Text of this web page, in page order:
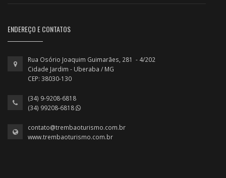
ENDEREÇO E CONTATOS
Rua Osório Joaquim Guimarães, 281 - 4/202
Cidade Jardim - Uberaba / MG
CEP: 38030-130
(34) 9-9208-6818
(34) 99208-6818
contato@trembaoturismo.com.br
www.trembaoturismo.com.br